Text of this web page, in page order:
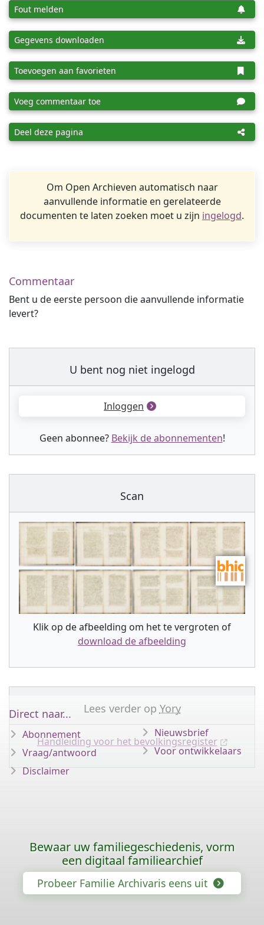
Fout melden
Gegevens downloaden
Toevoegen aan favorieten
Voeg commentaar toe
Deel deze pagina
Om Open Archieven automatisch naar
aanvullende informatie en gerelateerde
documenten te laten zoeken moet u zijn ingelogd.
Commentaar
Bent u de eerste persoon die aanvullende informatie
levert?
U bent nog niet ingelogd
Inloggen
Geen abonnee? Bekijk de abonnementen!
Scan
Klik op de afbeelding om het te vergroten of
download de afbeelding
Lees verder op Yory
Handleiding voor het bevolkingsregister
Direct naar...
Abonnement
Vraag/antwoord
Disclaimer
Nieuwsbrief
Voor ontwikkelaars
Bewaar uw familiegeschiedenis, vorm
een digitaal familiearchief
Probeer Familie Archivaris eens uit